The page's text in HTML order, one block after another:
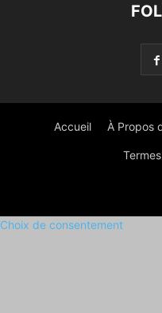
Accueil À Propos
Choix de consentement